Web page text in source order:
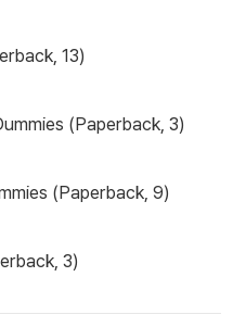
13)
(Paperback, 3)
(Paperback, 9)
3)